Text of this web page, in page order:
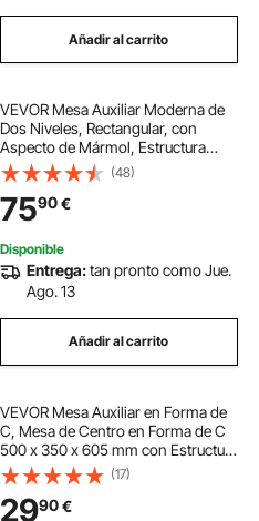
Añadir al carrito
VEVOR Mesa Auxiliar Moderna de
Dos Niveles, Rectangular, con
Aspecto de Mármol, Estructura
Metálica, Patas Geométricas y
Capacidad de Carga de 95 kg, para
Salón, Color Blanco, 100 x 55 x 45
cm
(48)
7590€
Disponible
Entrega:tan pronto como Jue.
Ago. 13
Añadir al carrito
VEVOR Mesa Auxiliar en Forma de
C, Mesa de Centro en Forma de C
500 x 350 x 605 mm con Estructura
de Metal y Ruedas, Mueble para
Portátil para Sala de Estar,
Dormitorio, Oficina, Marrón y
(17)
2990€